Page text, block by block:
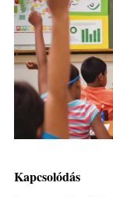
Kapcsolódás